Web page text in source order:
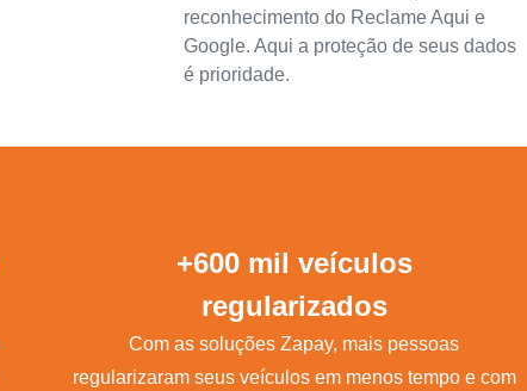
reconhecimento do Reclame Aqui e
Google. Aqui a proteção de seus dados
é prioridade.
+600 mil veículos
regularizados
Com as soluções Zapay, mais pessoas
regularizaram seus veículos em menos tempo e com